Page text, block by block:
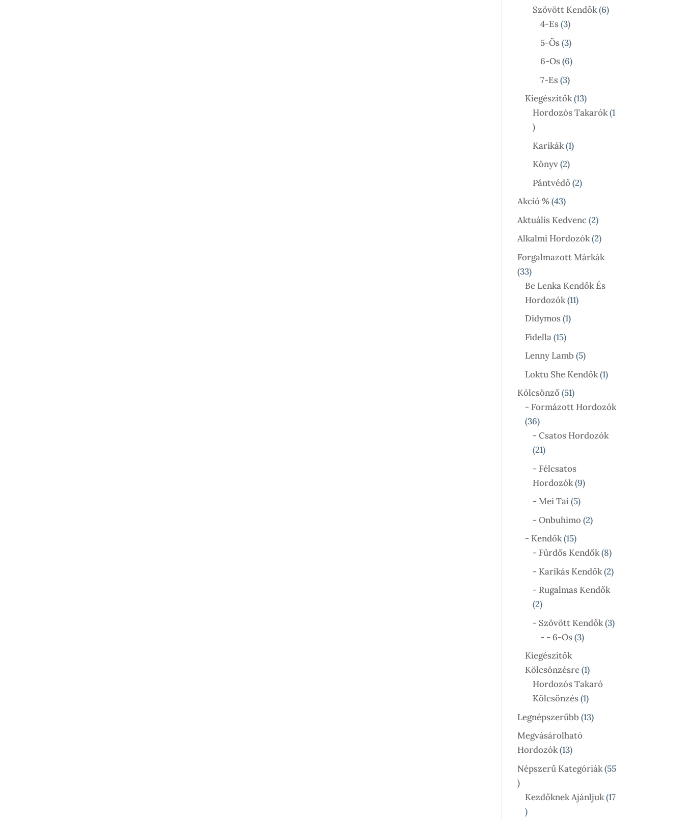
Szövött Kendők 66
4-Es 33
Termék
5-Ös 33
Termék
6-Os 66
7-Es 33
Termék
Kiegészítők 1313
Termék
Hordozós Takarók 1
1
Termék
Karikák 11
Könyv 22
Termék
Pántvédő 22
Akció % 4343
Termék
Aktuális Kedvenc 22
Termék
Alkalmi Hordozók 22
Termék
Forgalmazott Márkák
3333
Termék
Be Lenka Kendők És
Hordozók 1111
Didymos 11
Fidella 1515
Termék
Lenny Lamb 55
Termék
Loktu She Kendők 11
Kölcsönző 5151
Termék
- Formázott Hordozók
3636
Termék
- Csatos Hordozók
2121
Termék
- Félcsatos
Hordozók 99
- Mei Tai 55
Termék
- Onbuhimo 22
- Kendők 1515
Termék
- Fürdős Kendők 88
Termék
- Karikás Kendők 22
- Rugalmas Kendők
22
Termék
- Szövött Kendők 33
- - 6-Os 33
Kiegészítők
Kölcsönzésre 11
Termék
Hordozós Takaró
Kölcsönzés 11
Termék
Legnépszerűbb 1313
Megvásárolható
Hordozók 1313
Termék
Népszerű Kategóriák 55
55
Termék
Kezdőknek Ajánljuk 17
17